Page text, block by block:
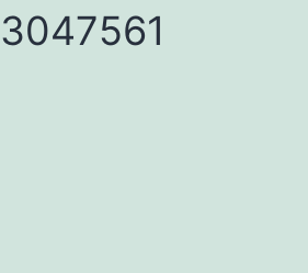
3047561